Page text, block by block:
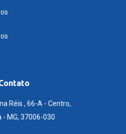
Réis , 66-A - Centro,
- MG, 37006-030